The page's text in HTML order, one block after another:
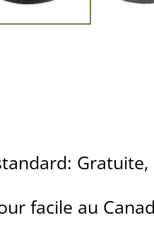
Gratuite,
facile au